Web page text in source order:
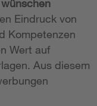
Eindruck von
Kompetenzen
Wert auf
Aus diesem